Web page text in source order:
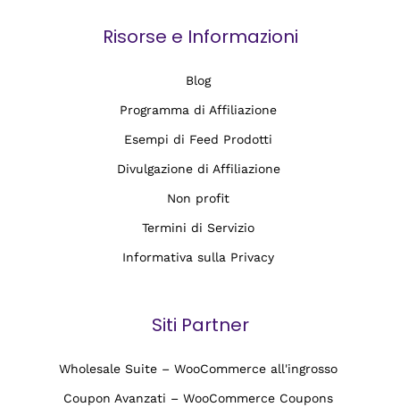
Risorse e Informazioni
Blog
Programma di Affiliazione
Esempi di Feed Prodotti
Divulgazione di Affiliazione
Non profit
Termini di Servizio
Informativa sulla Privacy
Siti Partner
Wholesale Suite – WooCommerce all'ingrosso
Coupon Avanzati – WooCommerce Coupons